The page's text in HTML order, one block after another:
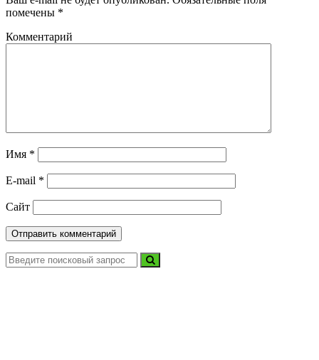
помечены *
Комментарий
Имя *
E-mail *
Сайт